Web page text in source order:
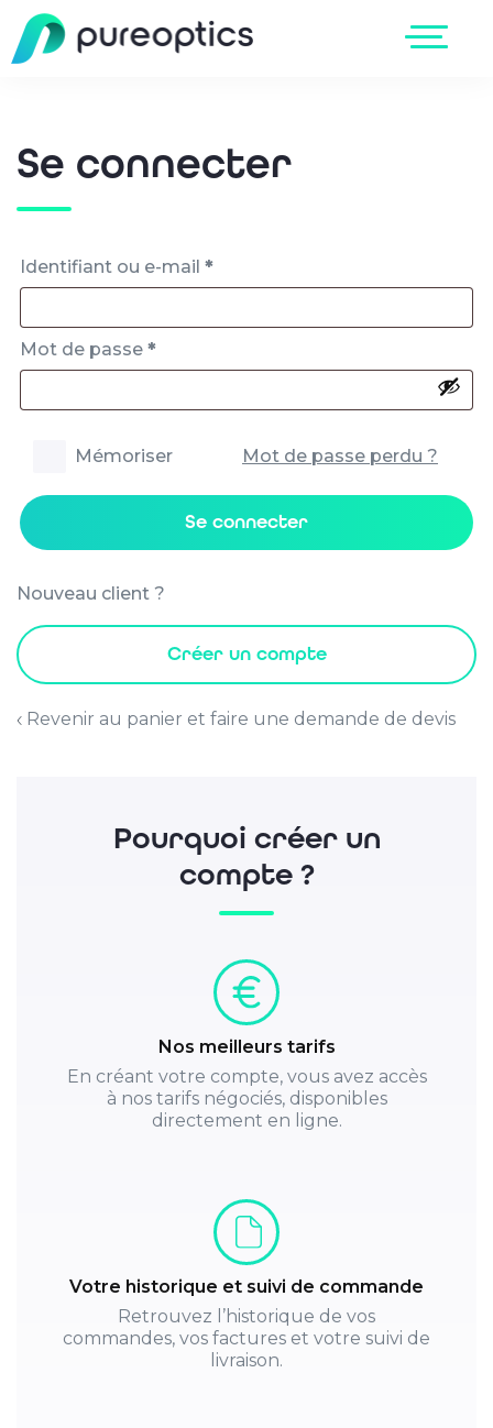
Se connecter
Identifiant ou e-mail *
Mot de passe *
Mémoriser Mot de passe perdu ?
Se connecter
Nouveau client ?
Créer un compte
Revenir au panier et faire une demande de devis
Pourquoi créer un
compte ?
Nos meilleurs tarifs
En créant votre compte, vous avez accès
à nos tarifs négociés, disponibles
directement en ligne.
Votre historique et suivi de commande
Retrouvez l’historique de vos
commandes, vos factures et votre suivi de
livraison.